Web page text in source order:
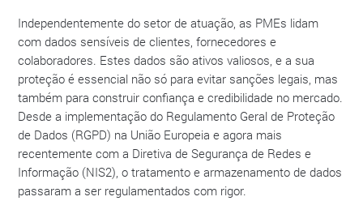
Independentemente do setor de atuação, as PMEs lidam
com dados sensíveis de clientes, fornecedores e
colaboradores. Estes dados são ativos valiosos, e a sua
proteção é essencial não só para evitar sanções legais, mas
também para construir confiança e credibilidade no mercado.
Desde a implementação do Regulamento Geral de Proteção
de Dados (RGPD) na União Europeia e agora mais
recentemente com a Diretiva de Segurança de Redes e
Informação (NIS2), o tratamento e armazenamento de dados
passaram a ser regulamentados com rigor.